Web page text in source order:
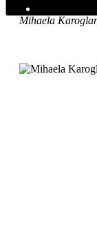
Mihaela